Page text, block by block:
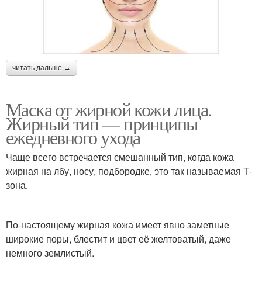
читать дальше →
Маска от жирной кожи лица.
Жирный тип — принципы
ежедневного ухода
Чаще всего встречается смешанный тип, когда кожа
жирная на лбу, носу, подбородке, это так называемая Т-
зона.
По-настоящему жирная кожа имеет явно заметные
широкие поры, блестит и цвет её желтоватый, даже
немного землистый.